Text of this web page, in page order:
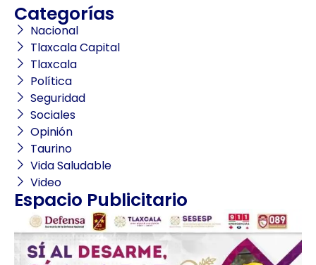
Categorías
Nacional
Tlaxcala Capital
Tlaxcala
Política
Seguridad
Sociales
Opinión
Taurino
Vida Saludable
Video
Espacio Publicitario